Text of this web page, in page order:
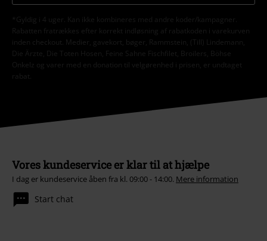
*Gyldig i 4 uger. Kan ikke kombineres med andre koder/kampagner.
Rabatten fratrækkes efter korrekt indløsning af rabatkoden i varekurven
inden checkout. Medier, gavekort, bøger, Rammstein, (Till) Lindemann,
Die Ärzte, Die Toten Hosen, Feine Sahne Fischfilet, Broilers, Böhse
Onkelz og varer med en donation til velgørenhed i prisen, er undtaget
rabat.
Vores kundeservice er klar til at hjælpe
I dag er kundeservice åben fra kl. 09:00 - 14:00. Mere information
Start chat